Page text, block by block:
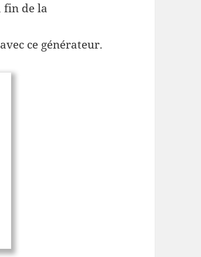
fin de la
ce générateur.